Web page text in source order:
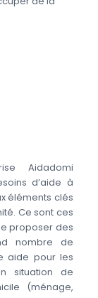
Aidadomi
d’aide à
éléments clés
Ce sont ces
proposer des
nombre de
aide pour les
situation de
(ménage,